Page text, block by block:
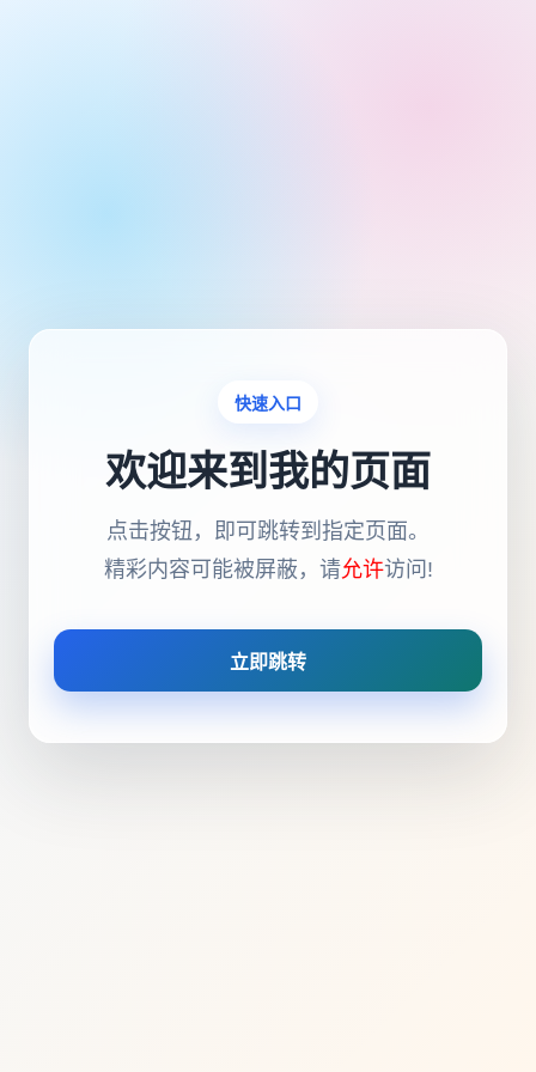
快速入口
欢迎来到我的页面
点击按钮，即可跳转到指定页面。
精彩内容可能被屏蔽，请允许访问!
立即跳转